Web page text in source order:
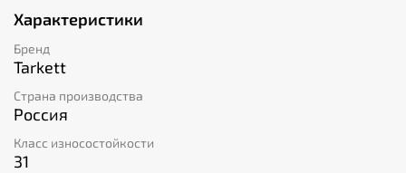
Класс применения продукта позволяет
рекомендовать его для укладки в бытовых
помещениях с любой проходимостью.
Продукция производится на предприятии
ISO 9001, который устанавливает высокие требования
к системе управления качеством.
Характеристики
Бренд
Tarkett
Страна производства
Россия
Класс износостойкости
31